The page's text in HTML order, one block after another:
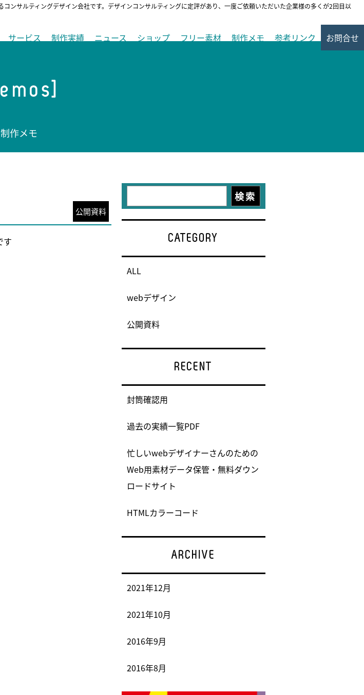
サルティングデザイン会社です。デザインコンサルティングに定評があり、一度ご依頼いただいた企業様の多くが2回目以
サービス 制作実績 ニュース ショップ フリー素材 制作メモ 参考リンク お問合せ
制作メモ
公開資料
す CATEGORY
ALL
webデザイン
公開資料
RECENT
封筒確認用
過去の実績一覧PDF
忙しいwebデザイナーさんのための
Web用素材データ保管・無料ダウン
ロードサイト
HTMLカラーコード
ARCHIVE
2021年12月
2021年10月
2016年9月
2016年8月